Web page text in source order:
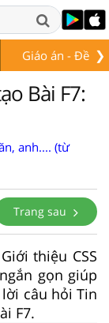
❯
Giáo án - Đề thi
Bài F7:
anh.... (từ
Trang sau
thiệu CSS
gọn giúp
câu hỏi Tin
F7.